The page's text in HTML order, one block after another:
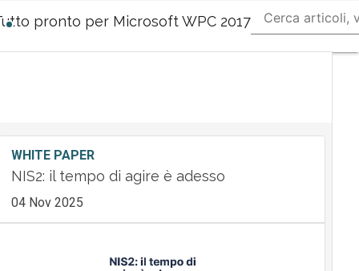
pronto per Microsoft WPC 2017 Ultimi
articoli
Tech
Tech
WHITE PAPER
NIS2: il tempo di agire è adesso
04 Nov 2025